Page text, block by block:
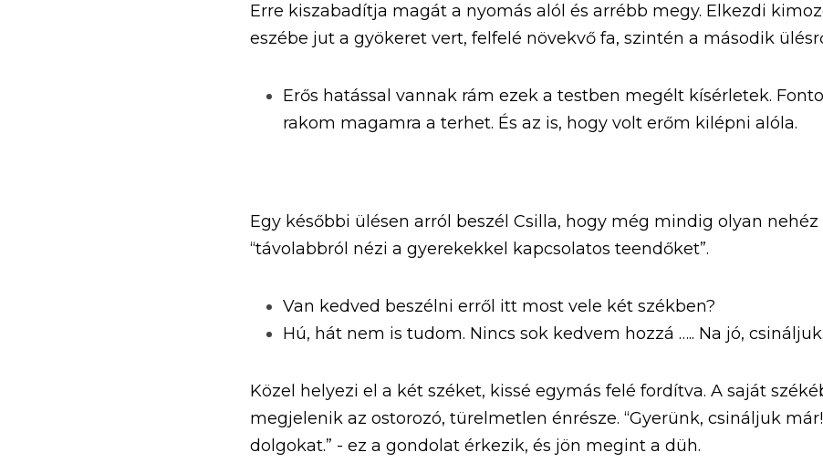
Erre kiszabadítja magát a nyomás alól és arrébb megy. Elkezdi
eszébe jut a gyökeret vert, felfelé növekvő fa, szintén a második
Erős hatással vannak rám ezek a testben megélt kísérletek.
rakom magamra a terhet. És az is, hogy volt erőm kilépni alóla.
Egy későbbi ülésen arról beszél Csilla, hogy még mindig olyan
“távolabbról nézi a gyerekekkel kapcsolatos teendőket”.
Van kedved beszélni erről itt most vele két székben?
Hú, hát nem is tudom. Nincs sok kedvem hozzá ….. Na jó, csináljuk.
Közel helyezi el a két széket, kissé egymás felé fordítva. A saját
megjelenik az ostorozó, türelmetlen énrésze. “Gyerünk, csináljuk
dolgokat.” - ez a gondolat érkezik, és jön megint a düh.